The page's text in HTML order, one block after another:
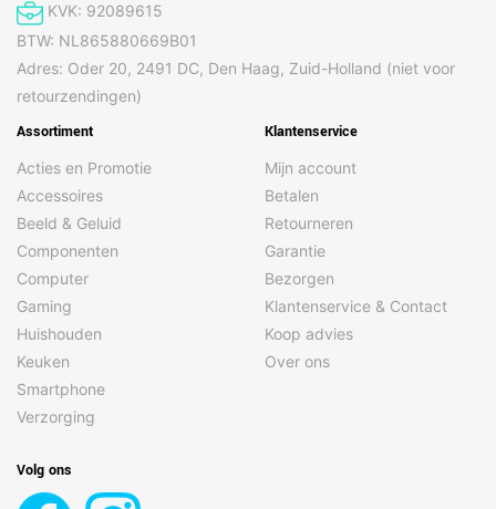
KVK: 92089615
BTW: NL865880669B01
Adres: Oder 20, 2491 DC, Den Haag, Zuid-Holland (niet voor
retourzendingen)
Assortiment
Acties en Promotie
Accessoires
Beeld & Geluid
Componenten
Computer
Gaming
Huishouden
Keuken
Smartphone
Verzorging
Klantenservice
Mijn account
Betalen
Retourneren
Garantie
Bezorgen
Klantenservice & Contact
Koop advies
Over ons
Volg ons